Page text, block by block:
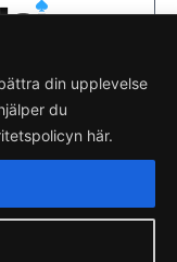
din upplevelse
du
här.
till pizzeria.